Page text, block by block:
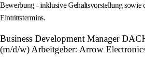
Bewerbung - inklusive Gehaltsvorstellung sowie
Eintrittstermins.
Business Development Manager
(m/d/w) Arbeitgeber: Arrow